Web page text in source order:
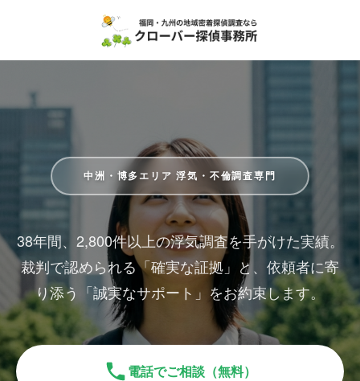
中洲・博多エリア 浮気・不倫調査専門
38年間、2,800件以上の浮気調査を手がけた実績。
裁判で認められる「確実な証拠」と、依頼者に寄
り添う「誠実なサポート」をお約束します。
電話でご相談（無料）